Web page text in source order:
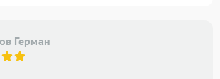
Герман